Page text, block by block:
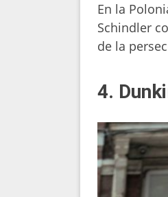
En la
Schindler
de la
4.